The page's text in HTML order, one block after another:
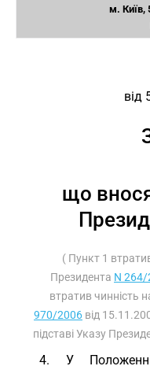
м. Київ,
від
що
( Пункт 1
Президента N
втратив чинність
970/2006 від
підставі Указу
4. У